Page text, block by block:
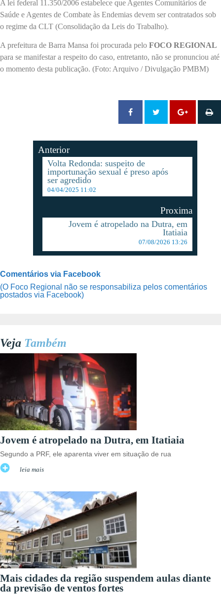
A lei federal 11.350/2006 estabelece que Agentes Comunitários de
Saúde e Agentes de Combate às Endemias devem ser contratados sob
o regime da CLT (Consolidação da Leis do Trabalho).
A prefeitura de Barra Mansa foi procurada pelo FOCO REGIONAL
para se manifestar a respeito do caso, entretanto, não se pronunciou até
o momento desta publicação. (Foto: Arquivo / Divulgação PMBM)
Anterior
Volta Redonda: suspeito de
importunação sexual é preso após
ser agredido
04/04/2025 11:02
Proxima
Jovem é atropelado na Dutra, em
Itatiaia
07/08/2026 13:26
Comentários via Facebook
(O Foco Regional não se responsabiliza pelos comentários
postados via Facebook)
Veja Também
Jovem é atropelado na Dutra, em Itatiaia
Segundo a PRF, ele aparenta viver em situação de rua
leia mais
Mais cidades da região suspendem aulas diante
da previsão de ventos fortes